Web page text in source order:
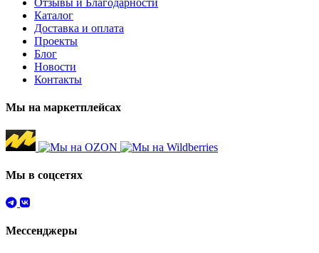
Отзывы и Благодарности
Каталог
Доставка и оплата
Проекты
Блог
Новости
Контакты
Мы на маркетплейсах
Мы в соцсетях
Мессенджеры